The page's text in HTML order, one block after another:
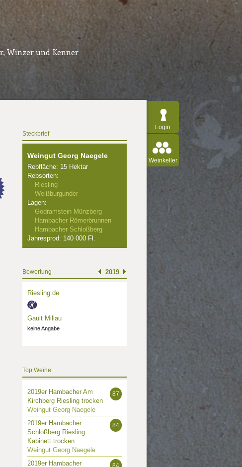
Winzer und Kenner
Login
Weinkeller
Steckbrief
Weingut Georg Naegele
Rebfläche: 15 Hektar
Rebsorten:
Riesling
Weißburgunder
Lagen:
Godramstein Münzberg
Hambacher Römerbrunnen
Hambacher Schloßberg
Jahresprod: 140 000 Fl.
Bewertung 2019
Riesling.de
Gault Millau
keine Angabe
Top Weine
87
2019er Hambacher Am
Kirchberg Riesling trocken
Weingut Georg Naegele
84
2019er Hambacher
Schloßberg Riesling
Kabinett trocken
Weingut Georg Naegele
84
2019er Hambacher